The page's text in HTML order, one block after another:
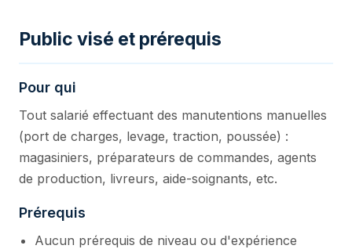
Public visé et prérequis
Pour qui
Tout salarié effectuant des manutentions manuelles
(port de charges, levage, traction, poussée) :
magasiniers, préparateurs de commandes, agents
de production, livreurs, aide-soignants, etc.
Prérequis
Aucun prérequis de niveau ou d'expérience